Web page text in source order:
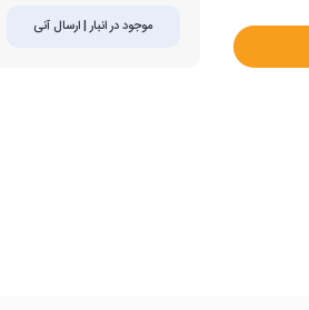
موجود در انبار | ارسال آنی